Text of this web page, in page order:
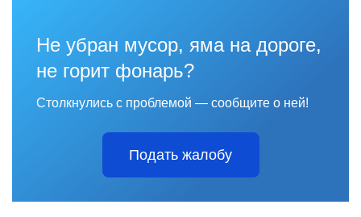
Не убран мусор, яма на дороге,
не горит фонарь?
Столкнулись с проблемой — сообщите о ней!
Подать жалобу